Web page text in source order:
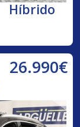
Híbrido
26.990€